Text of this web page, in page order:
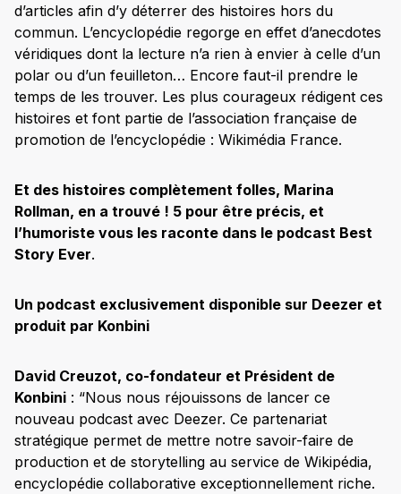
d’articles afin d’y déterrer des histoires hors du
commun. L’encyclopédie regorge en effet d’anecdotes
véridiques dont la lecture n’a rien à envier à celle d’un
polar ou d’un feuilleton… Encore faut-il prendre le
temps de les trouver. Les plus courageux rédigent ces
histoires et font partie de l’association française de
promotion de l’encyclopédie : Wikimédia France.
Et des histoires complètement folles, Marina
Rollman, en a trouvé ! 5 pour être précis, et
l’humoriste vous les raconte dans le podcast Best
Story Ever.
Un podcast exclusivement disponible sur Deezer et
produit par Konbini
David Creuzot, co-fondateur et Président de
Konbini : “Nous nous réjouissons de lancer ce
nouveau podcast avec Deezer. Ce partenariat
stratégique permet de mettre notre savoir-faire de
production et de storytelling au service de Wikipédia,
encyclopédie collaborative exceptionnellement riche.